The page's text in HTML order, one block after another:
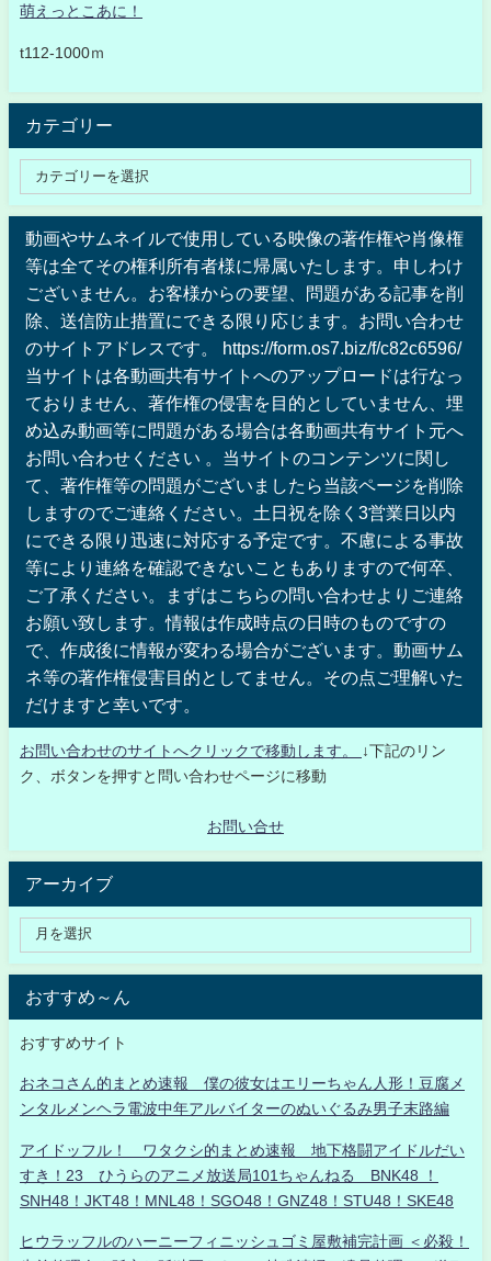
萌えっとこあに！
t112-1000ｍ
カテゴリー
動画やサムネイルで使用している映像の著作権や肖像権
等は全てその権利所有者様に帰属いたします。申しわけ
ございません。お客様からの要望、問題がある記事を削
除、送信防止措置にできる限り応じます。お問い合わせ
のサイトアドレスです。 https://form.os7.biz/f/c82c6596/
当サイトは各動画共有サイトへのアップロードは行なっ
ておりません、著作権の侵害を目的としていません、埋
め込み動画等に問題がある場合は各動画共有サイト元へ
お問い合わせください 。当サイトのコンテンツに関し
て、著作権等の問題がございましたら当該ページを削除
しますのでご連絡ください。土日祝を除く3営業日以内
にできる限り迅速に対応する予定です。不慮による事故
等により連絡を確認できないこともありますので何卒、
ご了承ください。まずはこちらの問い合わせよりご連絡
お願い致します。情報は作成時点の日時のものですの
で、作成後に情報が変わる場合がございます。動画サム
ネ等の著作権侵害目的としてません。その点ご理解いた
だけますと幸いです。
お問い合わせのサイトへクリックで移動します。
↓下記のリン
ク、ボタンを押すと問い合わせページに移動
お問い合せ
アーカイブ
おすすめ～ん
おすすめサイト
おネコさん的まとめ速報 僕の彼女はエリーちゃん人形！豆腐メ
ンタルメンヘラ電波中年アルバイターのぬいぐるみ男子末路編
アイドッフル！ ワタクシ的まとめ速報 地下格闘アイドルだい
すき！23 ひうらのアニメ放送局101ちゃんねる BNK48 ！
SNH48！JKT48！MNL48！SGO48！GNZ48！STU48！SKE48
ヒウラッフルのハーニーフィニッシュゴミ屋敷補完計画 ＜必殺！